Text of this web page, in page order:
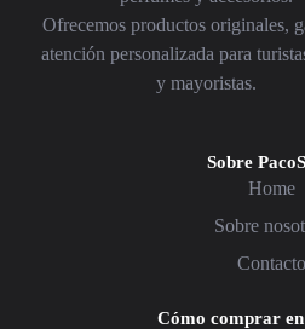
Ofrecemos productos originales,
atención personalizada para
y mayoristas.
Sobre
Home
Sobre
Contacto
Cómo comprar en